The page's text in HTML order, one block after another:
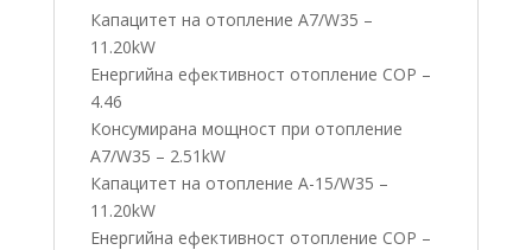
Капацитет на отопление A7/W35 –
11.20kW
Енергийна ефективност отопление COP –
4.46
Консумирана мощност при отопление
A7/W35 – 2.51kW
Капацитет на отопление A-15/W35 –
11.20kW
Енергийна ефективност отопление COP –